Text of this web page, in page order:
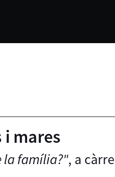
i mares
la família?", a